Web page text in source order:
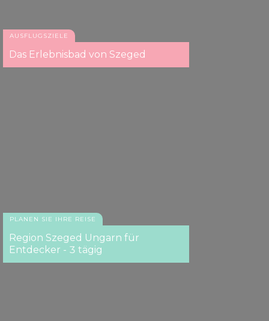
AUSFLUGSZIELE
Das Erlebnisbad von Szeged
PLANEN SIE IHRE REISE
Region Szeged Ungarn für
Entdecker - 3 tägig